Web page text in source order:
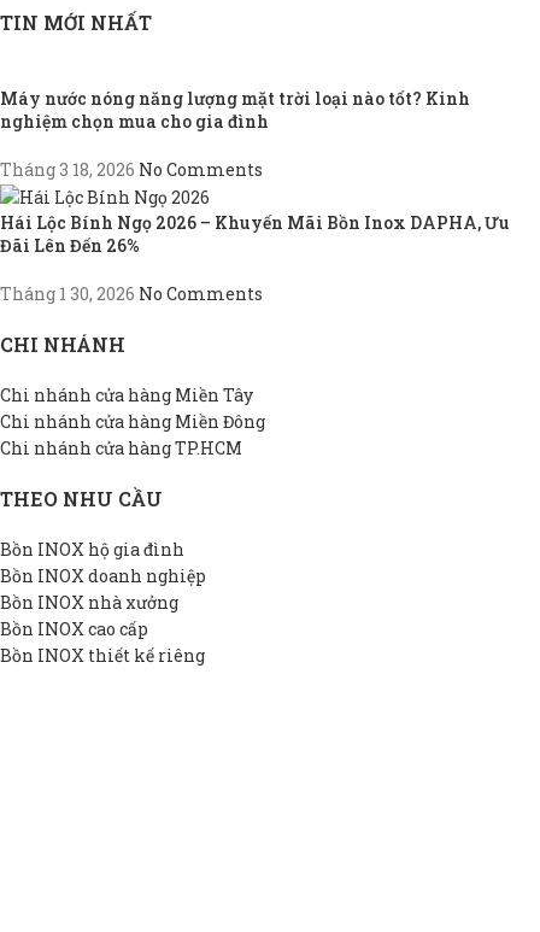
TIN MỚI NHẤT
Máy nước nóng năng lượng mặt trời loại nào tốt? Kinh
nghiệm chọn mua cho gia đình
Tháng 3 18, 2026 No Comments
Hái Lộc Bính Ngọ 2026 – Khuyến Mãi Bồn Inox DAPHA, Ưu
Đãi Lên Đến 26%
Tháng 1 30, 2026 No Comments
CHI NHÁNH
Chi nhánh cửa hàng Miền Tây
Chi nhánh cửa hàng Miền Đông
Chi nhánh cửa hàng TP.HCM
THEO NHU CẦU
Bồn INOX hộ gia đình
Bồn INOX doanh nghiệp
Bồn INOX nhà xưởng
Bồn INOX cao cấp
Bồn INOX thiết kế riêng